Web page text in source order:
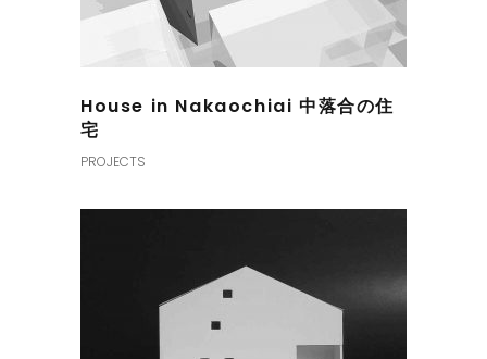
House in Nakaochiai 中落合の住
宅
PROJECTS